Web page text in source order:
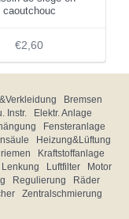
caoutchouc
€2,60
Bremsen
Instr.
Elektr. Anlage
Fensteranlage
Heizung&Lüftung
Kraftstoffanlage
Lenkung Luftfilter
Motor
Regulierung
Räder
Zentralschmierung